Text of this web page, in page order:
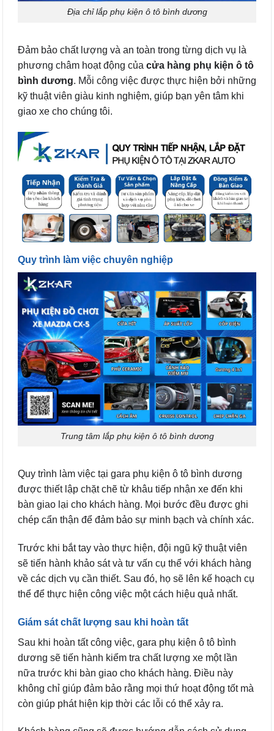
Địa chỉ lắp phụ kiện ô tô bình dương
Đảm bảo chất lượng và an toàn trong từng dịch vụ là
phương châm hoạt động của cửa hàng phụ kiện ô tô
bình dương. Mỗi công việc được thực hiện bởi những
kỹ thuật viên giàu kinh nghiệm, giúp bạn yên tâm khi
giao xe cho chúng tôi.
Quy trình làm việc chuyên nghiệp
Trung tâm lắp phụ kiện ô tô bình dương
Quy trình làm việc tại gara phụ kiện ô tô bình dương
được thiết lập chặt chẽ từ khâu tiếp nhận xe đến khi
bàn giao lại cho khách hàng. Mọi bước đều được ghi
chép cẩn thận để đảm bảo sự minh bạch và chính xác.
Trước khi bắt tay vào thực hiện, đội ngũ kỹ thuật viên
sẽ tiến hành khảo sát và tư vấn cụ thể với khách hàng
về các dịch vụ cần thiết. Sau đó, họ sẽ lên kế hoạch cụ
thể để thực hiện công việc một cách hiệu quả nhất.
Giám sát chất lượng sau khi hoàn tất
Sau khi hoàn tất công việc, gara phụ kiện ô tô bình
dương sẽ tiến hành kiểm tra chất lượng xe một lần
nữa trước khi bàn giao cho khách hàng. Điều này
không chỉ giúp đảm bảo rằng mọi thứ hoạt động tốt mà
còn giúp phát hiện kịp thời các lỗi có thể xảy ra.